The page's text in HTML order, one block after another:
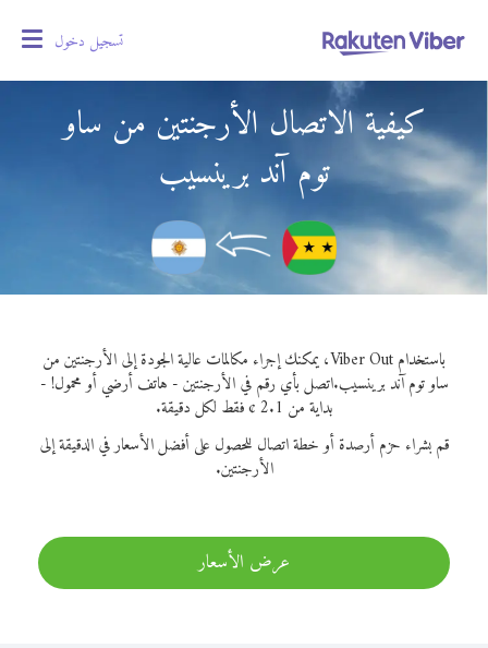
تسجيل دخول
كيفية الاتصال الأرجنتين من ساو
توم آند برينسيب
باستخدام Viber Out، يمكنك إجراء مكالمات عالية الجودة إلى الأرجنتين من
ساو توم آند برينسيب.اتصل بأي رقم في الأرجنتين - هاتف أرضي أو محمول! -
بداية من 2.1 ¢ فقط لكل دقيقة.
قم بشراء حزم أرصدة أو خطة اتصال للحصول على أفضل الأسعار في الدقيقة إلى
الأرجنتين.
عرض الأسعار